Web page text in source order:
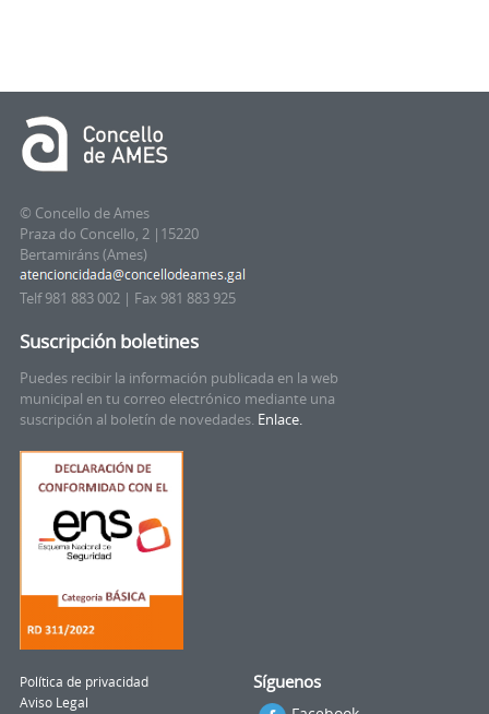
© Concello de Ames
Praza do Concello, 2 |15220
Bertamiráns (Ames)
Telf 981 883 002 | Fax 981 883 925
Suscripción boletines
Puedes recibir la información publicada en la web
municipal en tu correo electrónico mediante una
suscripción al boletín de novedades. Enlace.
Síguenos
Política de privacidad
Aviso Legal